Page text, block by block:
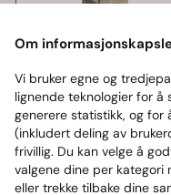
Om
Vi bruker egne og
lignende teknologier for å
generere statistikk, og for
(inkludert deling av
frivillig. Du kan velge å
valgene dine per kategori
eller trekke tilbake dine